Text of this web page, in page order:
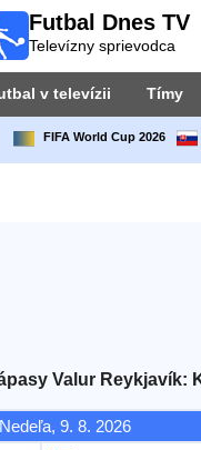
Futbal Dnes TV
Televízny sprievodca
v televízii Tímy
FIFA World Cup 2026
Valur Reykjavík:
Nedeľa, 9. 8. 2026